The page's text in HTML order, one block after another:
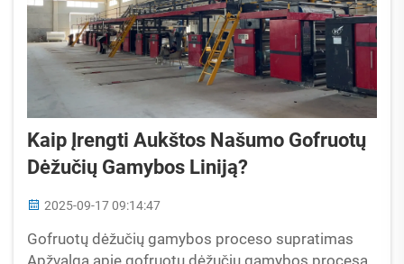
Kaip Įrengti Aukštos Našumo Gofruotų
Dėžučių Gamybos Liniją?
2025-09-17 09:14:47
Gofruotų dėžučių gamybos proceso supratimas
Apžvalga apie gofruotų dėžučių gamybos procesą